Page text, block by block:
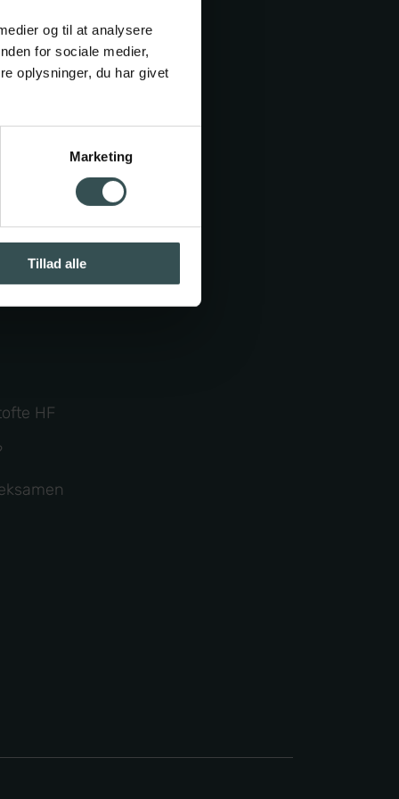
og til at analysere
for sociale medier,
oplysninger, du har givet
Marketing
Tillad alle
HF
Bliv elev